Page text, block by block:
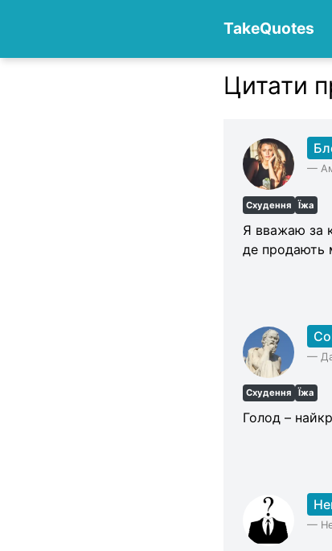
TakeQuotes
Цитати
—
Схудення Їжа
Я вважаю за
де продають
—
Схудення Їжа
Голод –
—